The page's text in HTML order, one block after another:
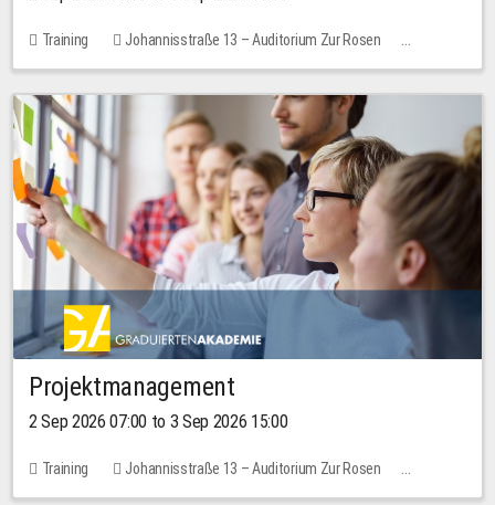
Training
Johannisstraße 13 – Auditorium Zur Rosen
1 place
Projektmanagement
2 Sep 2026 07:00 to 3 Sep 2026 15:00
Training
Johannisstraße 13 – Auditorium Zur Rosen
No free places
30.00 EUR